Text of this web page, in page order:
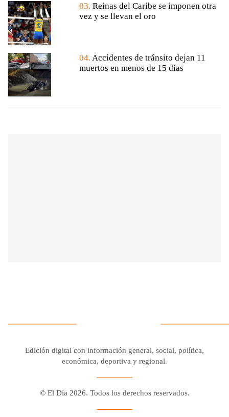
03. Reinas del Caribe se imponen otra
vez y se llevan el oro
04. Accidentes de tránsito dejan 11
muertos en menos de 15 días
Edición digital con información general, social, política,
económica, deportiva y regional.
© El Día 2026. Todos los derechos reservados.